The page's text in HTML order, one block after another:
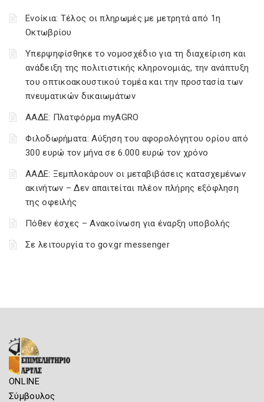
Ενοίκια: Τέλος οι πληρωμές με μετρητά από 1η
Οκτωβρίου
Υπερψηφίσθηκε το νομοσχέδιο για τη διαχείριση και
ανάδειξη της πολιτιστικής κληρονομιάς, την ανάπτυξη
του οπτικοακουστικού τομέα και την προστασία των
πνευματικών δικαιωμάτων
ΑΑΔΕ: Πλατφόρμα myAGRO
Φιλοδωρήματα: Αύξηση του αφορολόγητου ορίου από
300 ευρώ τον μήνα σε 6.000 ευρώ τον χρόνο
ΑΑΔΕ: Ξεμπλοκάρουν οι μεταβιβάσεις κατασχεμένων
ακινήτων – Δεν απαιτείται πλέον πλήρης εξόφληση
της οφειλής
Πόθεν έσχες – Ανακοίνωση για έναρξη υποβολής
Σε λειτουργία το gov.gr messenger
ONLINE
Σύμβουλος